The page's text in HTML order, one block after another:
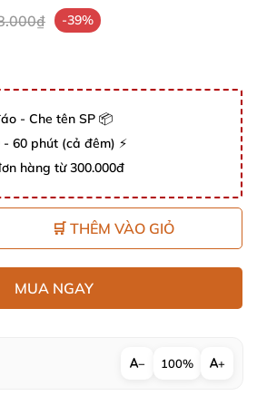
-39%
- Che tên SP 📦
60 phút (cả đêm) ⚡
hàng từ 300.000đ
🛒 THÊM VÀO GIỎ
MUA NGAY
− 100% +